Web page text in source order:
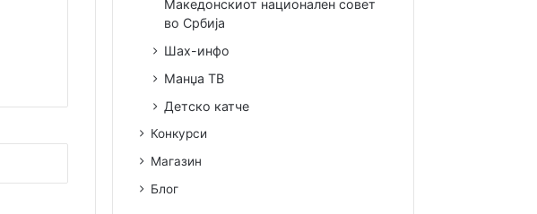
Македонскиот национален совет
во Србија
Шах-инфо
Манџа ТВ
Детско катче
Конкурси
Магазин
Блог